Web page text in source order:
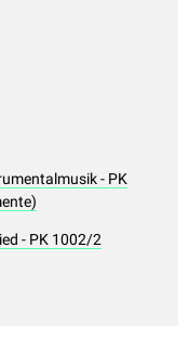
- PK
- PK 1002/2